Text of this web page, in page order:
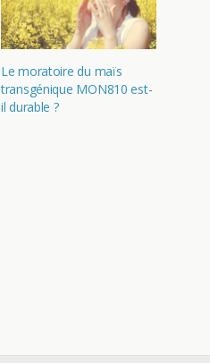
Le moratoire du maïs
transgénique MON810 est-
il durable ?